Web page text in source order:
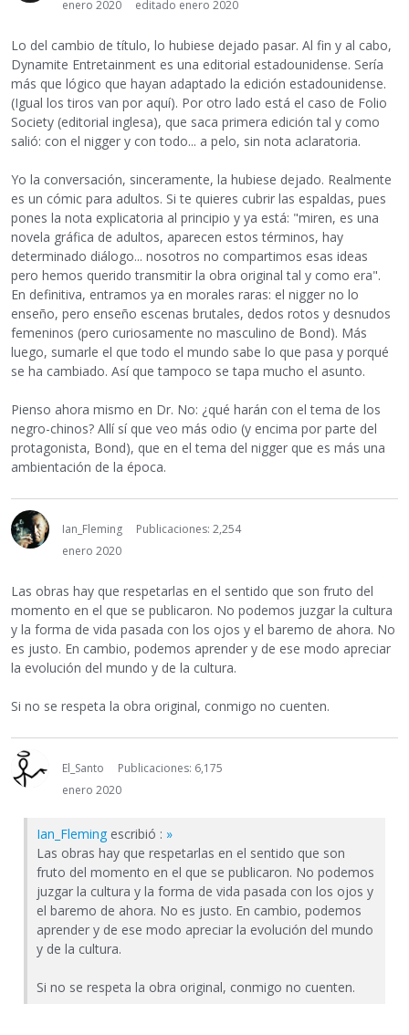
enero 2020
editado enero 2020
Lo del cambio de título, lo hubiese dejado pasar. Al fin y al cabo,
Dynamite Entretainment es una editorial estadounidense. Sería
más que lógico que hayan adaptado la edición estadounidense.
(Igual los tiros van por aquí). Por otro lado está el caso de Folio
Society (editorial inglesa), que saca primera edición tal y como
salió: con el nigger y con todo... a pelo, sin nota aclaratoria.
Yo la conversación, sinceramente, la hubiese dejado. Realmente
es un cómic para adultos. Si te quieres cubrir las espaldas, pues
pones la nota explicatoria al principio y ya está: "miren, es una
novela gráfica de adultos, aparecen estos términos, hay
determinado diálogo... nosotros no compartimos esas ideas
pero hemos querido transmitir la obra original tal y como era".
En definitiva, entramos ya en morales raras: el nigger no lo
enseño, pero enseño escenas brutales, dedos rotos y desnudos
femeninos (pero curiosamente no masculino de Bond). Más
luego, sumarle el que todo el mundo sabe lo que pasa y porqué
se ha cambiado. Así que tampoco se tapa mucho el asunto.
Pienso ahora mismo en Dr. No: ¿qué harán con el tema de los
negro-chinos? Allí sí que veo más odio (y encima por parte del
protagonista, Bond), que en el tema del nigger que es más una
ambientación de la época.
Ian_Fleming
Publicaciones: 2,254
enero 2020
Las obras hay que respetarlas en el sentido que son fruto del
momento en el que se publicaron. No podemos juzgar la cultura
y la forma de vida pasada con los ojos y el baremo de ahora. No
es justo. En cambio, podemos aprender y de ese modo apreciar
la evolución del mundo y de la cultura.
Si no se respeta la obra original, conmigo no cuenten.
El_Santo
Publicaciones: 6,175
enero 2020
Ian_Fleming escribió : »
Las obras hay que respetarlas en el sentido que son
fruto del momento en el que se publicaron. No podemos
juzgar la cultura y la forma de vida pasada con los ojos y
el baremo de ahora. No es justo. En cambio, podemos
aprender y de ese modo apreciar la evolución del mundo
y de la cultura.
Si no se respeta la obra original, conmigo no cuenten.